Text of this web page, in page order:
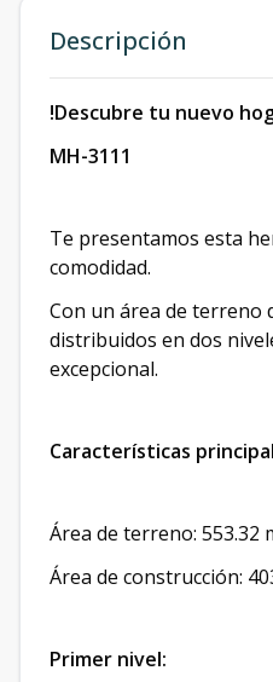
Descripción
!Descubre tu nuevo
MH-3111
Te presentamos esta
comodidad.
Con un área de terreno
distribuidos en dos
excepcional.
Características
Área de terreno: 553.32
Área de construcción:
Primer nivel: